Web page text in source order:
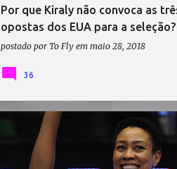
Por que Kiraly não convoca as
opostas dos EUA para a seleção?
postado por To Fly em maio 28, 2018
36
ANNIE DREWS CAMILLA MINGARDI